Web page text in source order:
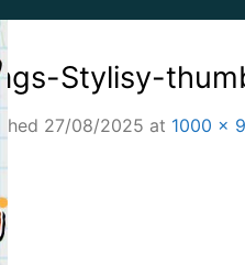
Stylisy-
27/08/2025 at 1000 ×